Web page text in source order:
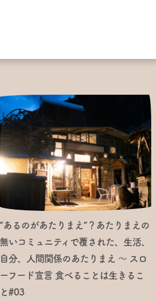
“あるのがあたりまえ”？あたりまえの
無いコミュニティで覆された、生活、
自分、人間関係のあたりまえ ～ スロ
ーフード宣言 食べることは生きるこ
と#03